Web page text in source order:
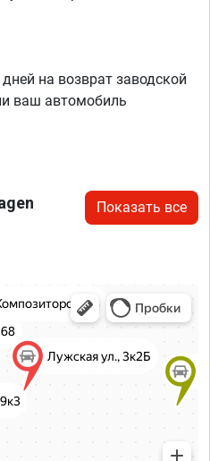
на возврат заводской
ваш автомобиль
Показать все